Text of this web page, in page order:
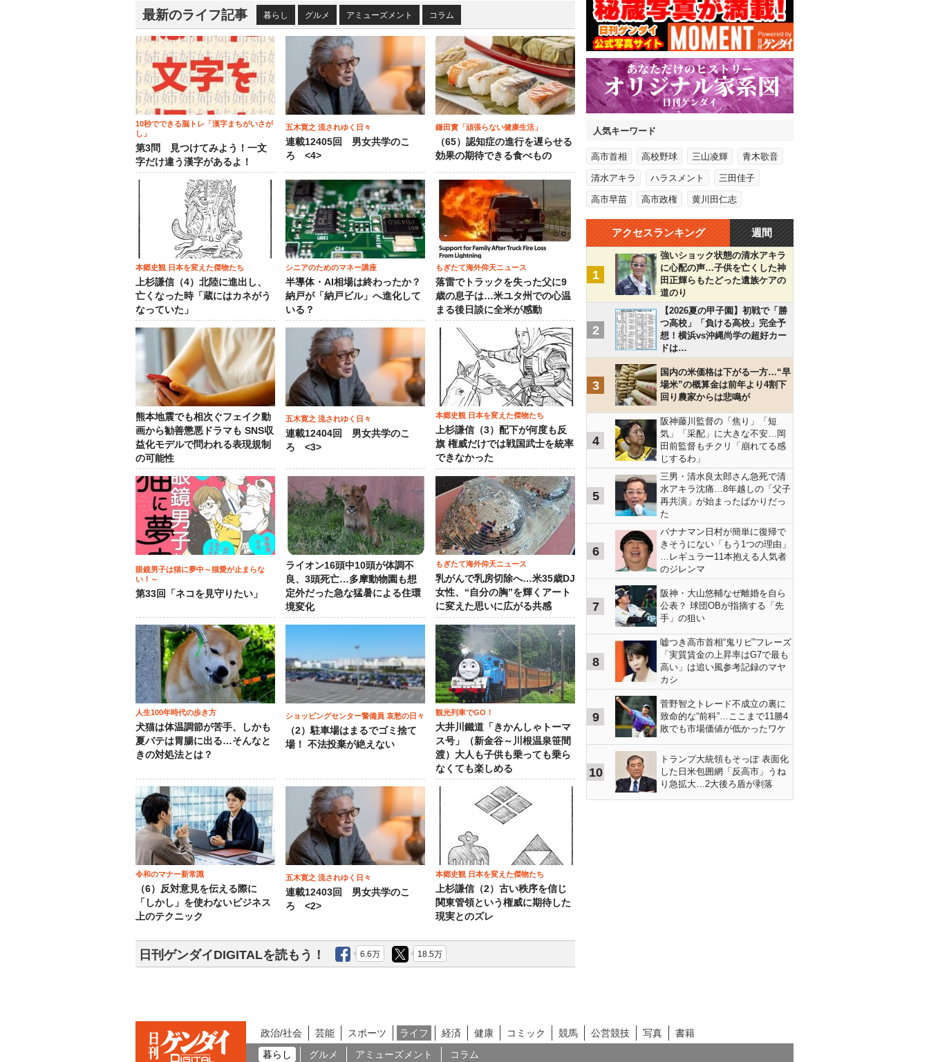
最新のライフ記事 暮らし グルメ アミューズメント コラム
10秒でできる脳トレ「漢字まちがいさが
し」
第3問 見つけてみよう！一文
字だけ違う漢字があるよ！
五木寛之 流されゆく日々
連載12405回 男女共学のこ
ろ <4>
鎌田實「頑張らない健康生活」
（65）認知症の進行を遅らせる
効果の期待できる食べもの
本郷史観 日本を変えた傑物たち
上杉謙信（4）北陸に進出し、
亡くなった時「蔵にはカネがう
なっていた」
シニアのためのマネー講座
半導体・AI相場は終わったか？
納戸が「納戸ビル」へ進化して
いる？
もぎたて海外仰天ニュース
落雷でトラックを失った父に9
歳の息子は…米ユタ州での心温
まる後日談に全米が感動
熊本地震でも相次ぐフェイク動
画から勧善懲悪ドラマも SNS収
益化モデルで問われる表現規制
の可能性
五木寛之 流されゆく日々
連載12404回 男女共学のこ
ろ <3>
本郷史観 日本を変えた傑物たち
上杉謙信（3）配下が何度も反
旗 権威だけでは戦国武士を統率
できなかった
眼鏡男子は猫に夢中～猫愛が止まらな
い！～
第33回「ネコを見守りたい」
ライオン16頭中10頭が体調不
良、3頭死亡…多摩動物園も想
定外だった急な猛暑による住環
境変化
もぎたて海外仰天ニュース
乳がんで乳房切除へ…米35歳DJ
女性、“自分の胸”を輝くアート
に変えた思いに広がる共感
人生100年時代の歩き方
犬猫は体温調節が苦手、しかも
夏バテは胃腸に出る…そんなと
きの対処法とは？
ショッピングセンター警備員 哀愁の日々
（2）駐車場はまるでゴミ捨て
場！ 不法投棄が絶えない
観光列車でGO！
大井川鐵道「きかんしゃトーマ
ス号」（新金谷～川根温泉笹間
渡）大人も子供も乗っても乗ら
なくても楽しめる
令和のマナー新常識
（6）反対意見を伝える際に
「しかし」を使わないビジネス
上のテクニック
五木寛之 流されゆく日々
連載12403回 男女共学のこ
ろ <2>
本郷史観 日本を変えた傑物たち
上杉謙信（2）古い秩序を信じ
関東管領という権威に期待した
現実とのズレ
日刊ゲンダイDIGITALを読もう！ 6.6万 18.5万
人気キーワード
高市首相 高校野球 三山凌輝 青木歌音
清水アキラ ハラスメント 三田佳子
高市早苗 高市政権 黄川田仁志
アクセスランキング 週間
1
強いショック状態の清水アキラ
に心配の声…子供を亡くした神
田正輝らもたどった遺族ケアの
道のり
2
【2026夏の甲子園】初戦で「勝
つ高校」「負ける高校」完全予
想！横浜vs沖縄尚学の超好カー
ドは…
3
国内の米価格は下がる一方…“早
場米”の概算金は前年より4割下
回り農家からは悲鳴が
4
阪神藤川監督の「焦り」「短
気」「采配」に大きな不安…岡
田前監督もチクリ「崩れてる感
じするわ」
5
三男・清水良太郎さん急死で清
水アキラ沈痛…8年越しの「父子
再共演」が始まったばかりだっ
た
6
バナナマン日村が簡単に復帰で
きそうにない「もう1つの理由」
…レギュラー11本抱える人気者
のジレンマ
7
阪神・大山悠輔なぜ離婚を自ら
公表？ 球団OBが指摘する「先
手」の狙い
8
嘘つき高市首相“鬼リピ”フレーズ
「実質賃金の上昇率はG7で最も
高い」は追い風参考記録のマヤ
カシ
9
菅野智之トレード不成立の裏に
致命的な“前科”…ここまで11勝4
敗でも市場価値が低かったワケ
10
トランプ大統領もそっぽ 表面化
した日米包囲網「反高市」うね
り急拡大…2大後ろ盾が剥落
政治/社会 芸能 スポーツ ライフ 経済 健康 コミック 競馬 公営競技 写真
書籍
暮らし
グルメ アミューズメント コラム